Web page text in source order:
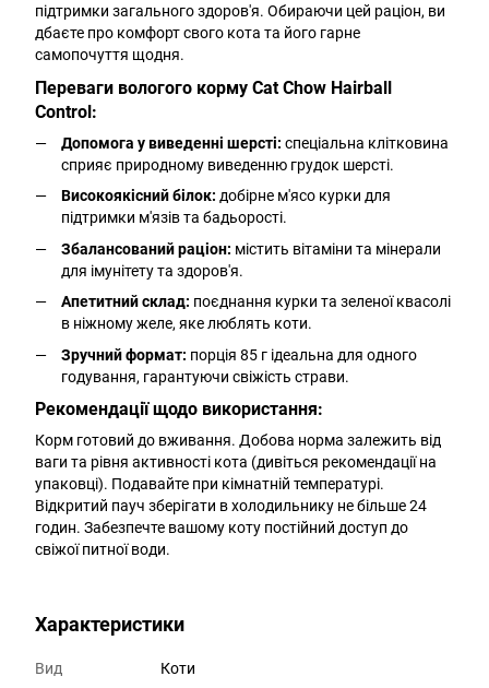
підтримки загального здоров'я. Обираючи цей раціон, ви
дбаєте про комфорт свого кота та його гарне
самопочуття щодня.
Переваги вологого корму Cat Chow Hairball
Control:
Допомога у виведенні шерсті: спеціальна клітковина
сприяє природному виведенню грудок шерсті.
Високоякісний білок: добірне м'ясо курки для
підтримки м'язів та бадьорості.
Збалансований раціон: містить вітаміни та мінерали
для імунітету та здоров'я.
Апетитний склад: поєднання курки та зеленої квасолі
в ніжному желе, яке люблять коти.
Зручний формат: порція 85 г ідеальна для одного
годування, гарантуючи свіжість страви.
Рекомендації щодо використання:
Корм готовий до вживання. Добова норма залежить від
ваги та рівня активності кота (дивіться рекомендації на
упаковці). Подавайте при кімнатній температурі.
Відкритий пауч зберігати в холодильнику не більше 24
годин. Забезпечте вашому коту постійний доступ до
свіжої питної води.
Характеристики
Вид
Коти